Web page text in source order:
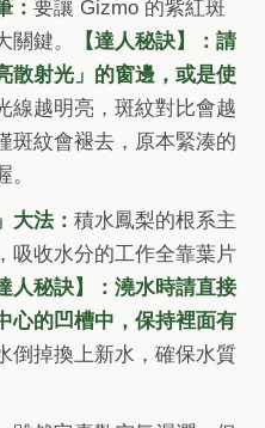
：要讓 Gizmo 的紫紅斑
鍵。
【達人秘訣】：請
散射光」的窗邊，或是使
線越明亮，斑紋對比會越
斑紋會褪去，原本緊湊的
大法：積水鳳梨的根系主
吸收水分的工作全靠葉片
人秘訣】：澆水時請直接
心的凹槽中，保持裡面有
倒掉換上新水，確保水質